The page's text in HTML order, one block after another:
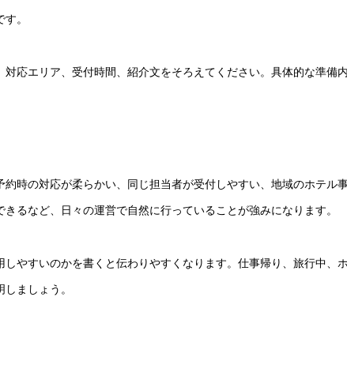
。
応エリア、受付時間、紹介文をそろえてください。具体的な準備
時の対応が柔らかい、同じ担当者が受付しやすい、地域のホテル
るなど、日々の運営で自然に行っていることが強みになります。
やすいのかを書くと伝わりやすくなります。仕事帰り、旅行中、
ましょう。